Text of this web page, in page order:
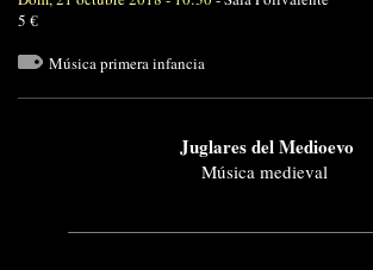
5 €
Música primera infancia
Juglares del Medioevo
Música medieval